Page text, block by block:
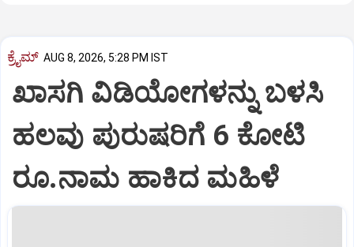
ಕ್ರೈಮ್ AUG 8, 2026, 5:28 PM IST
ಖಾಸಗಿ ವಿಡಿಯೋಗಳನ್ನು ಬಳಸಿ
ಹಲವು ಪುರುಷರಿಗೆ 6 ಕೋಟಿ
ರೂ.ನಾಮ ಹಾಕಿದ ಮಹಿಳೆ